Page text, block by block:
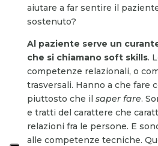
aiutare a far sentire il
sostenuto?
Al paziente serve un
che si chiamano soft skills.
competenze relazionali, o
trasversali. Hanno a che fare
piuttosto che il saper fare.
e tratti del carattere che
relazioni fra le persone. E
alle competenze tecniche.